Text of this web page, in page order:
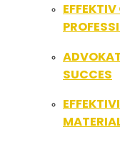
SUCCES